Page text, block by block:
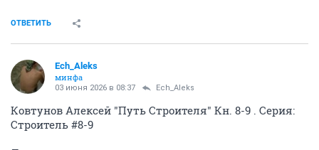
ОТВЕТИТЬ
Ech_Aleks
минфа
03 июня 2026 в 08:37 Ech_Aleks
Ковтунов Алексей "Путь Строителя" Кн. 8-9 . Серия:
Строитель #8-9